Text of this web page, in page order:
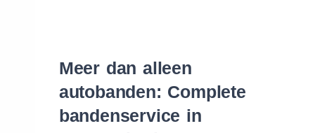
Meer dan alleen
autobanden: Complete
bandenservice in